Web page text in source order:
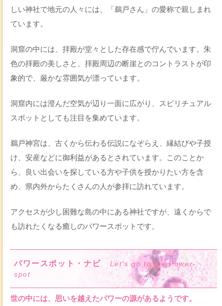
しい神社で地元の人々には、「鵜戸さん」の愛称で親しまれ
ています。
洞窟の中には、拝殿が堂々とした存在感で佇んでいます。朱
色の拝殿の美しさと、拝殿周辺の断崖とのコントラストが印
象的で、厳かな雰囲気が漂っています。
洞窟内には澄んだ空気が辺り一面に広がり、スピリチュアル
スポットとしても注目を集めています。
鵜戸神宮は、古くから伝わる伝説になぞらえ、縁結びや子授
け、安産などに御利益があるとされています。このことか
ら、良い出会いを探している方や子供を授かりたい方を含
め、県内外からたくさんの人が参拝に訪れています。
アクセスが少し困難な島の中にある神社ですが、遠くからで
も訪れたくなる癒しのパワースポットです。
パワースポット・ナビ
Let's go to the Power-
spot
世の中には、思いを越えたパワーの源があるようです。